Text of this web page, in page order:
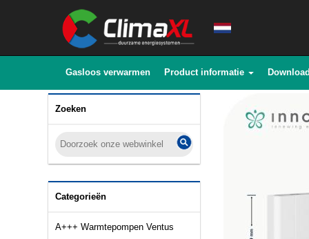
Gasloos verwarmen Product informatie
Zoeken
Categorieën
A+++ Warmtepompen Ventus